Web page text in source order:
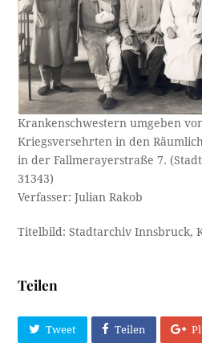
Krankenschwestern umgeben
Kriegsversehrten in den
in der Fallmerayerstraße 7.
31343)
Verfasser: Julian Rakob
Titelbild: Stadtarchiv Innsbruck,
Teilen
Tweet Teilen